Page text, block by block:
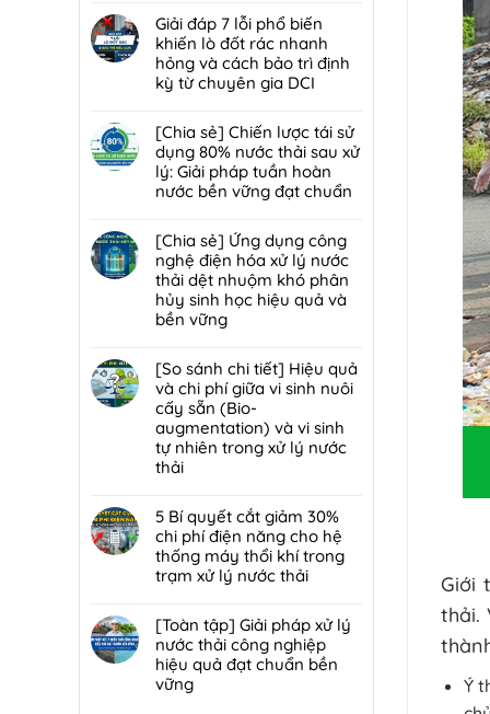
nghệ
Biofilter
kết
hợp
lọc:
Xử
lý
mùi
trung
chuyển
rác
hiệu
quả,
chuẩn
2026
có
bình
luận
ở
Giải
xử
lý
bùn
thải
hại:
Ép
bùn
khung
bản
hay
bùn
ly
tâm
tối
ưu
hơn
nhà
máy
quy
mô
vừa?
Giải đáp 7 lỗi phổ biến
khiến lò đốt rác nhanh
hỏng và cách bảo trì định
kỳ từ chuyên gia DCI
có
bình
luận
ở
Giải
7
lỗi
phổ
biến
khiến
đốt
rác
nhanh
hỏng
và
cách
bảo
định
kỳ
từ
chuyên
DCI
[Chia sẻ] Chiến lược tái sử
dụng 80% nước thải sau xử
lý: Giải pháp tuần hoàn
nước bền vững đạt chuẩn
có
bình
luận
ở
[Chia
sẻ]
lược
tái
sử
dụng
80%
nước
sau
xử
lý:
Giải
pháp
hoàn
nước
bền
vững
[Chia sẻ] Ứng dụng công
nghệ điện hóa xử lý nước
thải dệt nhuộm khó phân
hủy sinh học hiệu quả và
bền vững
có
bình
luận
ở
[Chia
sẻ]
Ứng
công
nghệ
điện
hóa
lý
nước
thải
dệt
nhuộm
[So sánh chi tiết] Hiệu quả
và chi phí giữa vi sinh nuôi
cấy sẵn (Bio-
augmentation) và vi sinh
tự nhiên trong xử lý nước
thải
có
bình
luận
ở
[So
chi
tiết]
Hiệu
quả
5 Bí quyết cắt giảm 30%
chi phí điện năng cho hệ
thống máy thổi khí trong
trạm xử lý nước thải
có
bình
luận
ở
[Toàn tập] Giải pháp xử lý
nước thải công nghiệp
hiệu quả đạt chuẩn bền
vững
Giới
thải.
Ý